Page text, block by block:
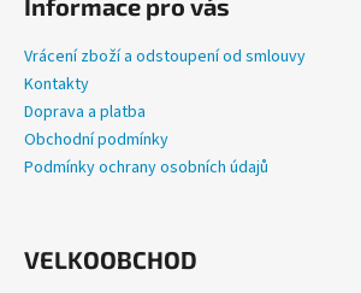
HLEDAT
D
o
p
u
Informace pro vás
Vrácení zboží a odstoupení od smlouvy
Kontakty
Doprava a platba
Obchodní podmínky
Podmínky ochrany osobních údajů
VELKOOBCHOD